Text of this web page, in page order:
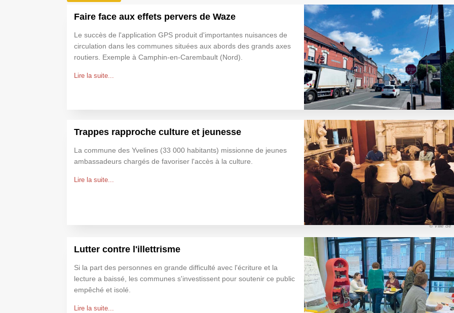
Faire face aux effets pervers de Waze
Le succès de l'application GPS produit d'importantes nuisances de
circulation dans les communes situées aux abords des grands axes
routiers. Exemple à Camphin-en-Carembault (Nord).
Lire la suite...
Trappes rapproche culture et jeunesse
La commune des Yvelines (33 000 habitants) missionne de jeunes
ambassadeurs chargés de favoriser l'accès à la culture.
Lire la suite...
© Ville de
Lutter contre l'illettrisme
Si la part des personnes en grande difficulté avec l'écriture et la
lecture a baissé, les communes s'investissent pour soutenir ce public
empêché et isolé.
Lire la suite...